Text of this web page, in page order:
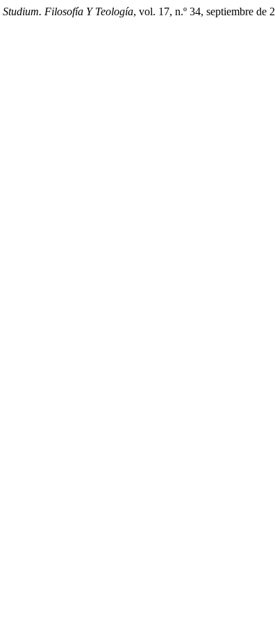
Studium. Filosofía Y Teología, vol. 17, n.º 34, septiembre